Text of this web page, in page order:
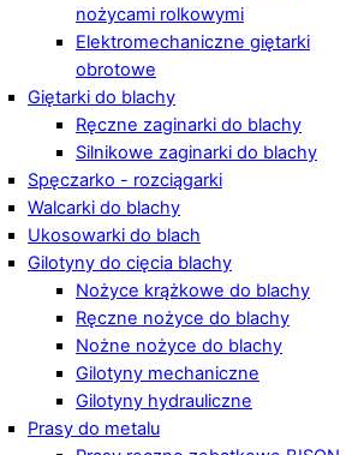
nożycami rolkowymi
Elektromechaniczne giętarki
obrotowe
Giętarki do blachy
Ręczne zaginarki do blachy
Silnikowe zaginarki do blachy
Spęczarko - rozciągarki
Walcarki do blachy
Ukosowarki do blach
Gilotyny do cięcia blachy
Nożyce krążkowe do blachy
Ręczne nożyce do blachy
Nożne nożyce do blachy
Gilotyny mechaniczne
Gilotyny hydrauliczne
Prasy do metalu